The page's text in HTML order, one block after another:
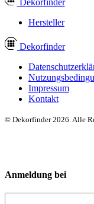
Dekorfinder
Hersteller
Dekorfinder
Impressum
Kontakt
© Dekorfinder 2026. Alle
Anmeldung bei